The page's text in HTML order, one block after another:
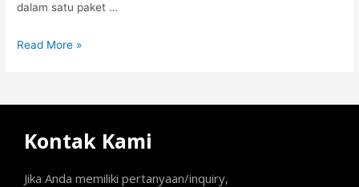
dalam satu paket …
Read More »
Kontak Kami
Jika Anda memiliki pertanyaan/inquiry,